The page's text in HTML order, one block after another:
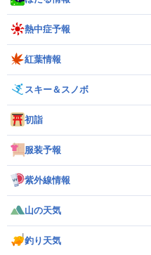
熱中症予報
紅葉情報
スキー＆スノボ
初詣
服装予報
紫外線情報
山の天気
釣り天気